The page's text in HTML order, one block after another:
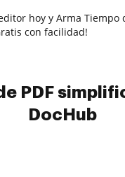
hoy y Arma Tiempo
con facilidad!
PDF
DocHub